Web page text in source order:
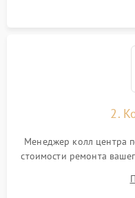
2.
Менеджер колл центра
стоимости ремонта